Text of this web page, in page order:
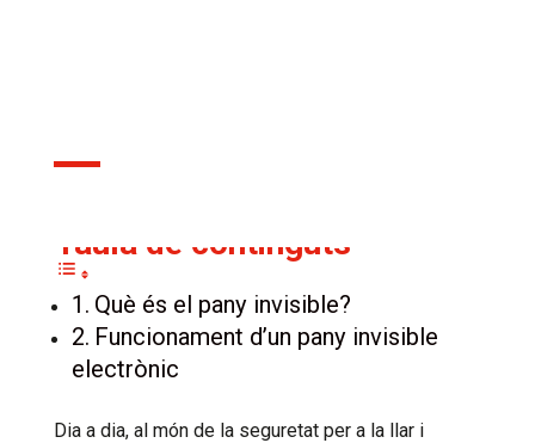
Taula de continguts
Què és el pany invisible?
Funcionament d’un pany invisible
electrònic
Dia a dia, al món de la seguretat per a la llar i